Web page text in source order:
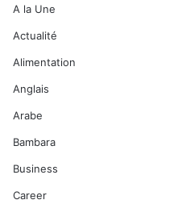
A la Une
Actualité
Alimentation
Anglais
Arabe
Bambara
Business
Career